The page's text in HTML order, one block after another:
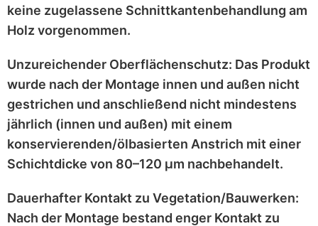
keine zugelassene Schnittkantenbehandlung am
Holz vorgenommen.
Unzureichender Oberflächenschutz: Das Produkt
wurde nach der Montage innen und außen nicht
gestrichen und anschließend nicht mindestens
jährlich (innen und außen) mit einem
konservierenden/ölbasierten Anstrich mit einer
Schichtdicke von 80–120 μm nachbehandelt.
Dauerhafter Kontakt zu Vegetation/Bauwerken:
Nach der Montage bestand enger Kontakt zu